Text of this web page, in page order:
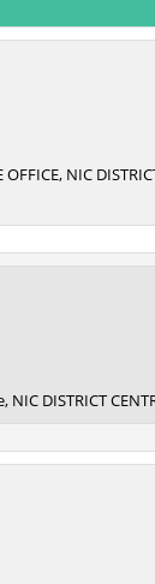
OFFICE, NIC
DISTRICT